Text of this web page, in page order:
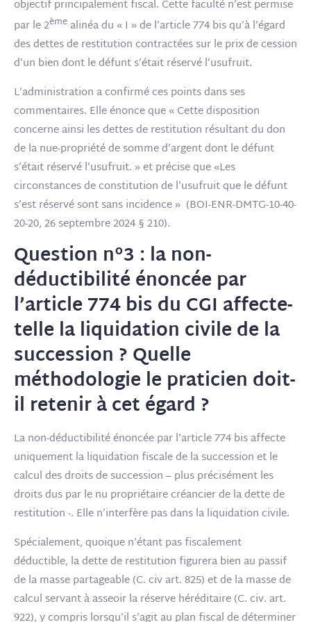
objectif principalement fiscal. Cette faculté n’est permise
par le 2èmealinéa du « I » de l’article 774 bis qu’à l’égard
des dettes de restitution contractées sur le prix de cession
d’un bien dont le défunt s’était réservé l’usufruit.
L’administration a confirmé ces points dans ses
commentaires. Elle énonce que « Cette disposition
concerne ainsi les dettes de restitution résultant du don
de la nue-propriété de somme d’argent dont le défunt
s’était réservé l’usufruit. » et précise que «Les
circonstances de constitution de l’usufruit que le défunt
s’est réservé sont sans incidence » (BOI-ENR-DMTG-10-40-
20-20, 26 septembre 2024 § 210).
Question n°3 : la non-
déductibilité énoncée par
l’article 774 bis du CGI affecte-
telle la liquidation civile de la
succession ? Quelle
méthodologie le praticien doit-
il retenir à cet égard ?
La non-déductibilité énoncée par l’article 774 bis affecte
uniquement la liquidation fiscale de la succession et le
calcul des droits de succession – plus précisément les
droits dus par le nu propriétaire créancier de la dette de
restitution -. Elle n’interfère pas dans la liquidation civile.
Spécialement, quoique n’étant pas fiscalement
déductible, la dette de restitution figurera bien au passif
de la masse partageable (C. civ art. 825) et de la masse de
calcul servant à asseoir la réserve héréditaire (C. civ. art.
922), y compris lorsqu’il s’agit au plan fiscal de déterminer